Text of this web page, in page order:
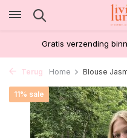
Gratis verzending
Terug Home Blouse
11% sale